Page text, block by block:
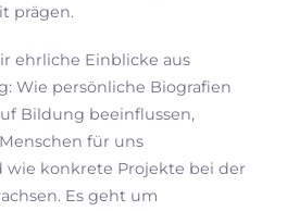
prägen.
ehrliche Einblicke aus
Wie persönliche Biografien
Bildung beeinflussen,
für uns
konkrete Projekte bei der
Es geht um